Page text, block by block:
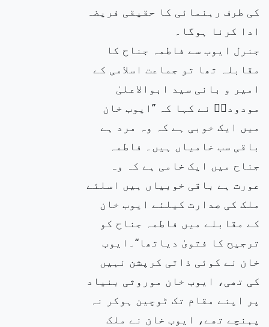
کی طرف رہنمائی کا حقیقی فریضہ
ادا کرنا ہوگا۔
جنرل ایوب سے فاطمہ جناح کا
مقابلہ تھا تو جماعت اسلامی کے
امیر و بانی سید ابوالاعلیٰ
مودودیؒ نے کہا کہ ’’ایوب خان
میں ایک خوبی ہے کہ وہ مرد ہے
باقی سب خامیاں ہیں۔ فاطمہ
جناح میں ایک خامی ہے کہ وہ
عورت ہے باقی خوبیاں ہیں اسلئے
ملک کی صدارت کیلئے ایوب خان
کے مقابلے میں فاطمہ جناح کو
ترجیح کا فتویٰ دیاتھا‘‘۔ایوب
خان نے کوئی ذاتی کرپشن نہیں
کی تھی، ایوب خان موروثی بنیاد
پر اپنے مقام تک ٹوچین ہوکر نہ
پہنچے تھے، ایوب خان نے ملک